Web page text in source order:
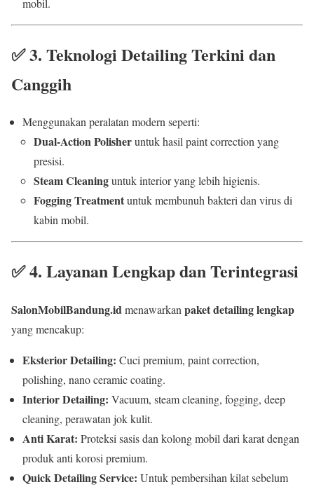
✅3. Teknologi Detailing Terkini dan
Canggih
Menggunakan peralatan modern seperti:
Dual-Action Polisheruntuk hasil paint correction yang
presisi.
Steam Cleaninguntuk interior yang lebih higienis.
Fogging Treatmentuntuk membunuh bakteri dan virus di
kabin mobil.
✅4. Layanan Lengkap dan Terintegrasi
SalonMobilBandung.idmenawarkanpaket detailing lengkap
yang mencakup:
Eksterior Detailing: Cuci premium, paint correction,
polishing, nano ceramic coating.
Interior Detailing: Vacuum, steam cleaning, fogging, deep
cleaning, perawatan jok kulit.
Anti Karat: Proteksi sasis dan kolong mobil dari karat dengan
produk anti korosi premium.
Quick Detailing Service: Untuk pembersihan kilat sebelum